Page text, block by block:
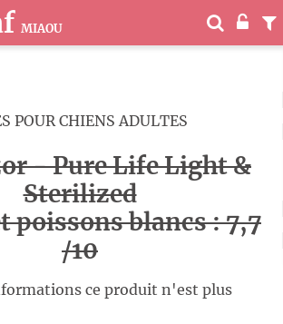
MIAOU
POUR CHIENS ADULTES
- Pure Life Light &
Sterilized
poissons blancs : 7,7
/10
ce produit n'est plus